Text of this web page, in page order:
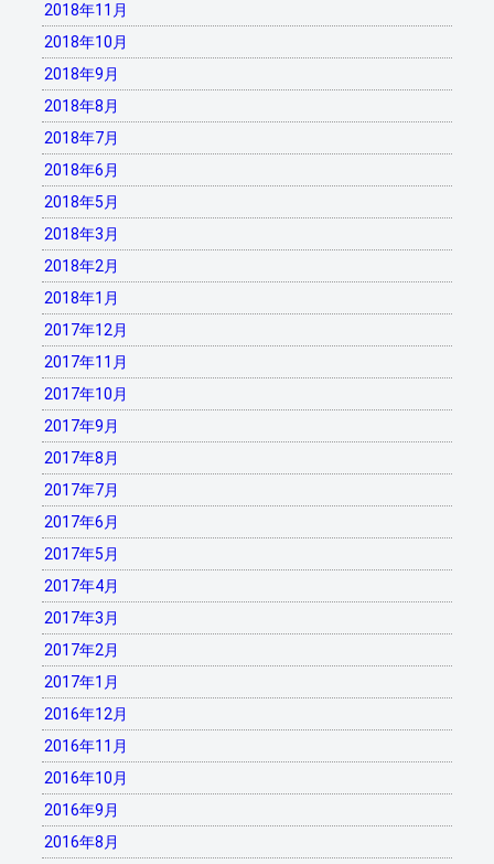
2018年11月
2018年10月
2018年9月
2018年8月
2018年7月
2018年6月
2018年5月
2018年3月
2018年2月
2018年1月
2017年12月
2017年11月
2017年10月
2017年9月
2017年8月
2017年7月
2017年6月
2017年5月
2017年4月
2017年3月
2017年2月
2017年1月
2016年12月
2016年11月
2016年10月
2016年9月
2016年8月